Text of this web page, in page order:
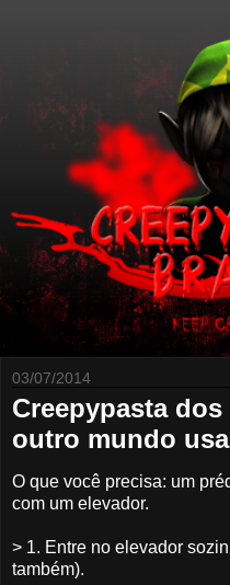
03/07/2014
Creepypasta
outro mundo
O que você precisa: um
com um elevador.
> 1. Entre no elevador
também).